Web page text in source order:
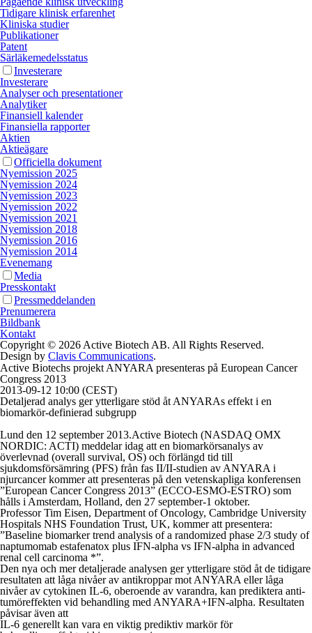
Tidigare klinisk erfarenhet
Kliniska studier
Publikationer
Patent
Särläkemedels­status
Investerare
Investerare
Analyser och presentationer
Analytiker
Finansiell kalender
Finansiella rapporter
Aktien
Aktieägare
Officiella dokument
Nyemission 2025
Nyemission 2024
Nyemission 2023
Nyemission 2022
Nyemission 2021
Nyemission 2018
Nyemission 2016
Nyemission 2014
Evenemang
Media
Presskontakt
Pressmeddelanden
Prenumerera
Bildbank
Kontakt
Copyright © 2026 Active Biotech AB. All Rights Reserved.
Design by Clavis Communications.
Active Biotechs projekt ANYARA presenteras på European Cancer
Congress 2013
2013-09-12 10:00 (CEST)
Detaljerad analys ger ytterligare stöd åt ANYARAs effekt i en
biomarkör-definierad subgrupp
Lund den 12 september 2013.Active Biotech (NASDAQ OMX
NORDIC: ACTI) meddelar idag att en biomarkörsanalys av
överlevnad (overall survival, OS) och förlängd tid till
sjukdomsförsämring (PFS) från fas II/II-studien av ANYARA i
njurcancer kommer att presenteras på den vetenskapliga konferensen
”European Cancer Congress 2013” (ECCO-ESMO-ESTRO) som
hålls i Amsterdam, Holland, den 27 september-1 oktober.
Professor Tim Eisen, Department of Oncology, Cambridge University
Hospitals NHS Foundation Trust, UK, kommer att presentera:
”Baseline biomarker trend analysis of a randomized phase 2/3 study of
naptumomab estafenatox plus IFN-alpha vs IFN-alpha in advanced
renal cell carcinoma *”.
Den nya och mer detaljerade analysen ger ytterligare stöd åt de tidigare
resultaten att låga nivåer av antikroppar mot ANYARA eller låga
nivåer av cytokinen IL-6, oberoende av varandra, kan prediktera anti-
tumöreffekten vid behandling med ANYARA+IFN-alpha. Resultaten
påvisar även att
IL-6 generellt kan vara en viktig prediktiv markör för